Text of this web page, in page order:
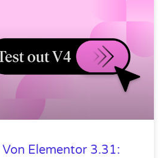
Elementor 3.31: